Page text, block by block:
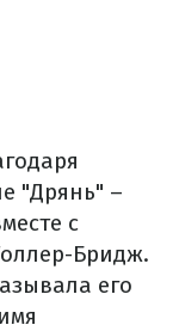
"Дрянь" –
с
Бридж.
его